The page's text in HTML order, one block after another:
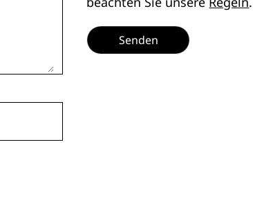
Senden